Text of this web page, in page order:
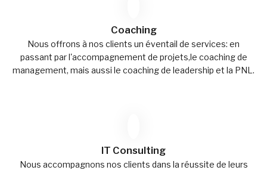
Coaching
Nous offrons à nos clients un éventail de services: en
passant par l'accompagnement de projets,le coaching de
management, mais aussi le coaching de leadership et la PNL.
IT Consulting
Nous accompagnons nos clients dans la réussite de leurs